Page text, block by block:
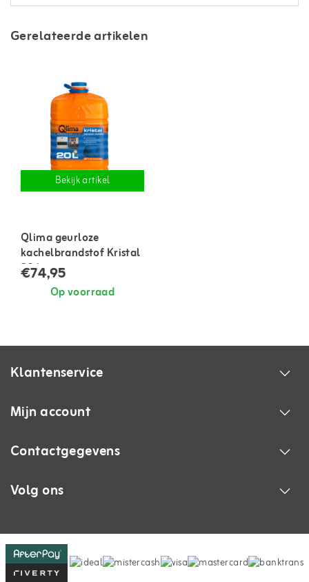
Gerelateerde artikelen
Bekijk artikel
Qlima geurloze
kachelbrandstof Kristal
20 liter
€74,95
Op voorraad
Klantenservice
Mijn account
Contactgegevens
Volg ons